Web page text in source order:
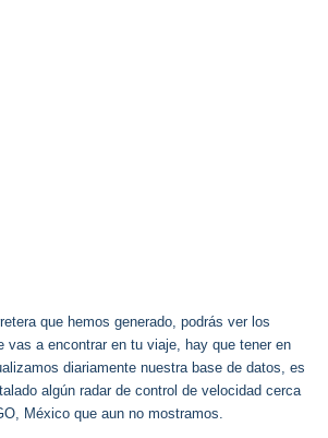
que hemos generado, podrás ver los
vas a encontrar en tu viaje, hay que tener en
diariamente nuestra base de datos, es
algún radar de control de velocidad cerca
México que aun no mostramos.